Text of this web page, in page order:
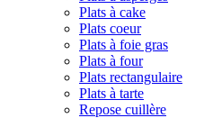
Plats à cake
Plats coeur
Plats à foie gras
Plats à four
Plats rectangulaire
Plats à tarte
Repose cuillère